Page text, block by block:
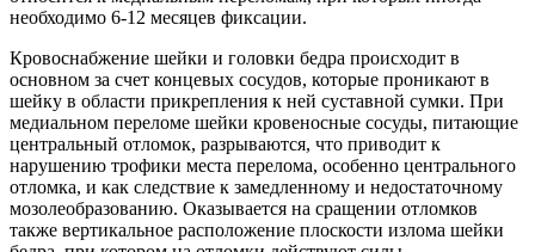
необходимо 6-12 месяцев фиксации.
Кровоснабжение шейки и головки бедра происходит в
основном за счет концевых сосудов, которые проникают в
шейку в области прикрепления к ней суставной сумки. При
медиальном переломе шейки кровеносные сосуды, питающие
центральный отломок, разрываются, что приводит к
нарушению трофики места перелома, особенно центрального
отломка, и как следствие к замедленному и недостаточному
мозолеобразованию. Оказывается на сращении отломков
также вертикальное расположение плоскости излома шейки